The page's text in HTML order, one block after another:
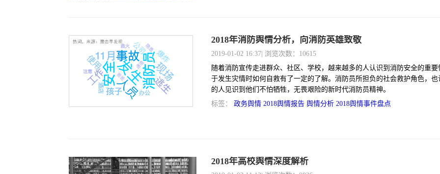
2018年消防舆情分析，向消防英雄致敬
2019-01-02 16:37| 浏览次数：10615
随着消防宣传走进群众、社区、学校，越来越多的人认识到消防安全的重要
于发生灾情时如何自救有了一定的了解。消防员所担负的社会救护角色，也
的人见识到他们不怕牺牲，无畏艰险的新时代消防员精神。
标签：
政务舆情 2018舆情报告 舆情分析 2018舆情事件盘点
2018年高校舆情深度解析